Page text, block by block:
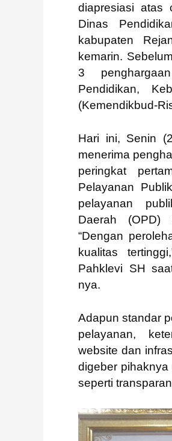
diapresiasi atas
Dinas
kabupaten
kemarin.
3
Pendidikan,
(Kemendikbud-
Hari ini, Senin
menerima
peringkat
Pelayanan
pelayanan
Daerah (OPD)
“Dengan
kualitas
Pahklevi SH
nya.
Adapun standar
pelayanan,
website dan
digeber pihaknya
seperti